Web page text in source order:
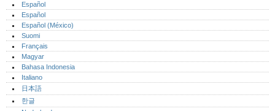
Español
Español
Español (México)‎
Suomi
Français
Magyar
Bahasa Indonesia
Italiano
日本語
한글